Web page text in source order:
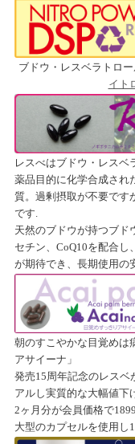
ブドウ・レスベラトロ
イト
レスべはブドウ・レスベ
薬品目的に化学合成され
質。過剰摂取が不要です
です.
天然のブドウが持つブド
セチン、CoQ10を配合
が期待でき、長期使用の
朝のすこやかな目覚めは
アサイーナ」
発売15周年記念のレスベ
アルし実質的な大幅値下
2ヶ月分が会員価格で
大型のカプセルを使用し